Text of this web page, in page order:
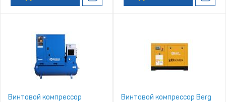
Винтовой компрессор
Винтовой компрессор Berg